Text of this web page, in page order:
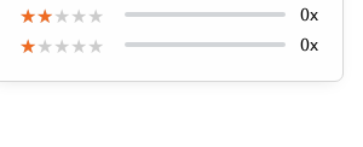
★★★★★
★★★★★
★★★★★ 0x
★★★★★
★★★★★
★★★★★ 0x